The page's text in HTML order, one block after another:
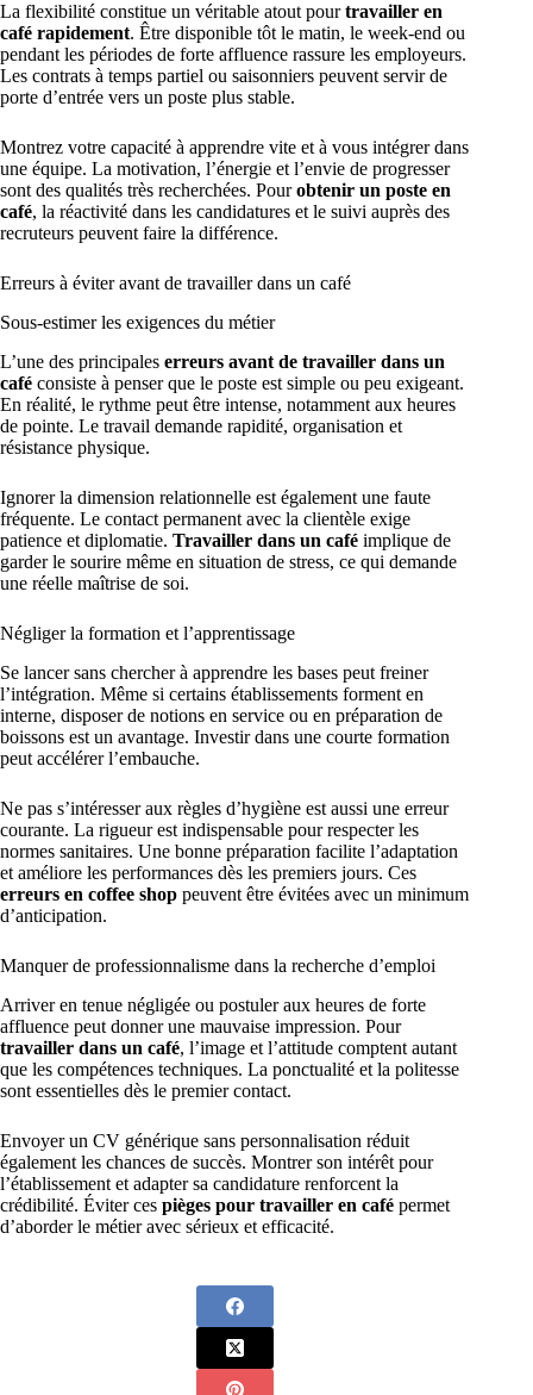
La flexibilité constitue un véritable atout pourtravailler en
café rapidement. Être disponible tôt le matin, le week-end ou
pendant les périodes de forte affluence rassure les employeurs.
Les contrats à temps partiel ou saisonniers peuvent servir de
porte d’entrée vers un poste plus stable.
Montrez votre capacité à apprendre vite et à vous intégrer dans
une équipe. La motivation, l’énergie et l’envie de progresser
sont des qualités très recherchées. Pourobtenir un poste en
café, la réactivité dans les candidatures et le suivi auprès des
recruteurs peuvent faire la différence.
Erreurs à éviter avant de travailler dans un café
Sous-estimer les exigences du métier
L’une des principales erreurs avant de travailler dans un
café consiste à penser que le poste est simple ou peu exigeant.
En réalité, le rythme peut être intense, notamment aux heures
de pointe. Le travail demande rapidité, organisation et
résistance physique.
Ignorer la dimension relationnelle est également une faute
fréquente. Le contact permanent avec la clientèle exige
patience et diplomatie. Travailler dans un café implique de
garder le sourire même en situation de stress, ce qui demande
une réelle maîtrise de soi.
Négliger la formation et l’apprentissage
Se lancer sans chercher à apprendre les bases peut freiner
l’intégration. Même si certains établissements forment en
interne, disposer de notions en service ou en préparation de
boissons est un avantage. Investir dans une courte formation
peut accélérer l’embauche.
Ne pas s’intéresser aux règles d’hygiène est aussi une erreur
courante. La rigueur est indispensable pour respecter les
normes sanitaires. Une bonne préparation facilite l’adaptation
et améliore les performances dès les premiers jours. Ces
erreurs en coffee shop peuvent être évitées avec un minimum
d’anticipation.
Manquer de professionnalisme dans la recherche d’emploi
Arriver en tenue négligée ou postuler aux heures de forte
affluence peut donner une mauvaise impression. Pour
travailler dans un café, l’image et l’attitude comptent autant
que les compétences techniques. La ponctualité et la politesse
sont essentielles dès le premier contact.
Envoyer un CV générique sans personnalisation réduit
également les chances de succès. Montrer son intérêt pour
l’établissement et adapter sa candidature renforcent la
crédibilité. Éviter ces pièges pour travailler en café permet
d’aborder le métier avec sérieux et efficacité.